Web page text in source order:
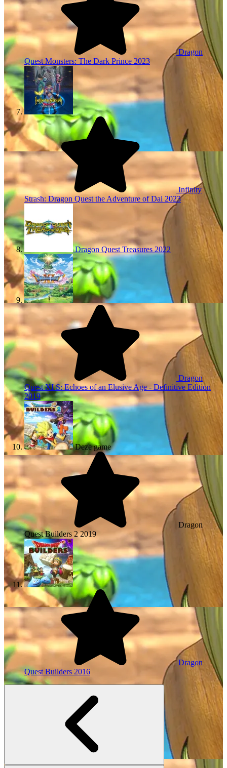
Dragon
Quest Monsters: The Dark Prince 2023
Infinity
Strash: Dragon Quest the Adventure of Dai 2023
Dragon Quest Treasures2022
Dragon
Quest XI S: Echoes of an Elusive Age - Definitive Edition
2019
Deze game
Dragon
Quest Builders 22019
Dragon
Quest Builders 2016